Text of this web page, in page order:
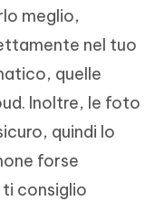
meglio,
nel tuo
quelle
Inoltre, le foto
quindi lo
forse
ti consiglio